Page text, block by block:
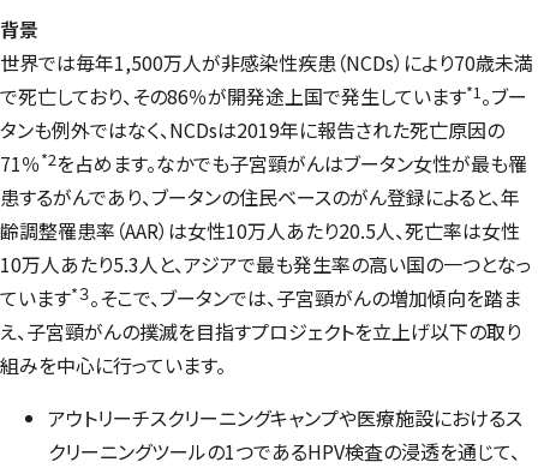
背景
世界では毎年1,500万人が非感染性疾患（NCDs）により70歳未満
で死亡しており、その86％が開発途上国で発生しています*1。ブー
タンも例外ではなく、NCDsは2019年に報告された死亡原因の
71％*2を占めます。なかでも子宮頸がんはブータン女性が最も罹
患するがんであり、ブータンの住民ベースのがん登録によると、年
齢調整罹患率（AAR）は女性10万人あたり20.5人、死亡率は女性
10万人あたり5.3人と、アジアで最も発生率の高い国の一つとなっ
ています*３。そこで、ブータンでは、子宮頸がんの増加傾向を踏ま
え、子宮頸がんの撲滅を目指すプロジェクトを立上げ以下の取り
組みを中心に行っています。
アウトリーチスクリーニングキャンプや医療施設におけるス
クリーニングツールの1つであるHPV検査の浸透を通じて、